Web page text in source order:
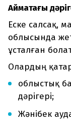
Аймақтағы
Еске салсақ,
облысында
ұсталған
Олардың
облыстық
дәрігері;
Жәнібек